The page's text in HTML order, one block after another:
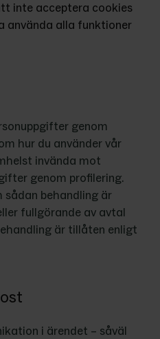
inte acceptera cookies
använda alla funktioner
genom
hur du använder vår
invända mot
genom profilering.
behandling är
fullgörande av avtal
är tillåten enligt
i ärendet – såväl